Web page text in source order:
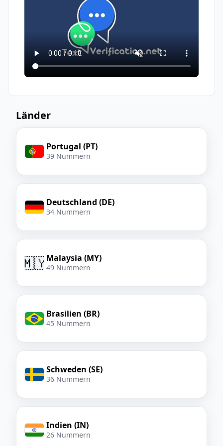
Verifizierungscode zu erhalten
empfangen. Für datenschutzkritische
Aktionen bevorzugen Sie eine
kostenpflichtige, dedizierte Nummer.
Länder
Portugal (PT)
39 Nummern
Deutschland (DE)
34 Nummern
🇲🇾Malaysia (MY)
49 Nummern
Brasilien (BR)
45 Nummern
Schweden (SE)
36 Nummern
Indien (IN)
26 Nummern